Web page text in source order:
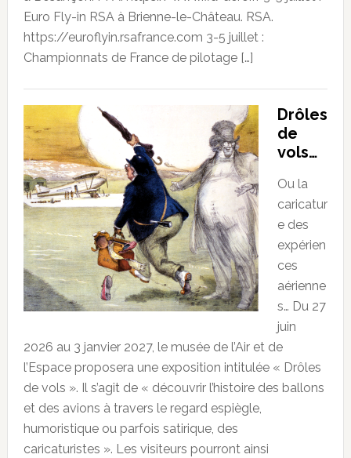
Euro Fly-in RSA à Brienne-le-Château. RSA.
https://euroflyin.rsafrance.com 3-5 juillet :
Championnats de France de pilotage […]
Drôles
de
vols…
Ou la
caricatur
e des
expérien
ces
aérienne
s… Du 27
juin
2026 au 3 janvier 2027, le musée de l’Air et de
l’Espace proposera une exposition intitulée « Drôles
de vols ». Il s’agit de « découvrir l’histoire des ballons
et des avions à travers le regard espiègle,
humoristique ou parfois satirique, des
caricaturistes ». Les visiteurs pourront ainsi